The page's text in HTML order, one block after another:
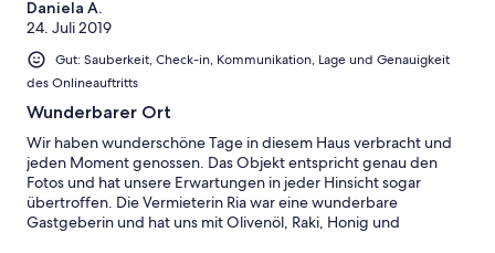
Daniela A.
24. Juli 2019
Gut: Sauberkeit, Check-in, Kommunikation, Lage und Genauigkeit
des Onlineauftritts
Wunderbarer Ort
Wir haben wunderschöne Tage in diesem Haus verbracht und
jeden Moment genossen. Das Objekt entspricht genau den
Fotos und hat unsere Erwartungen in jeder Hinsicht sogar
übertroffen. Die Vermieterin Ria war eine wunderbare
Gastgeberin und hat uns mit Olivenöl, Raki, Honig und